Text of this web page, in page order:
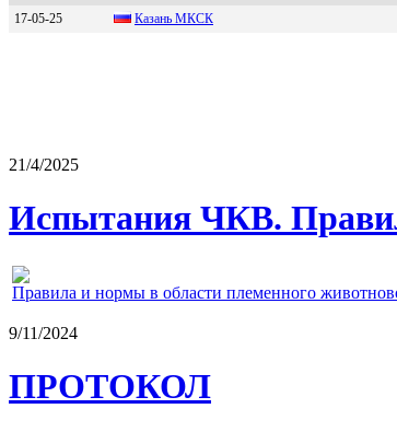
17-05-25
Казань МКСК
21/4/2025
Испытания ЧКВ.
Правила и нормы в области племенного
9/11/2024
ПРОТОКОЛ